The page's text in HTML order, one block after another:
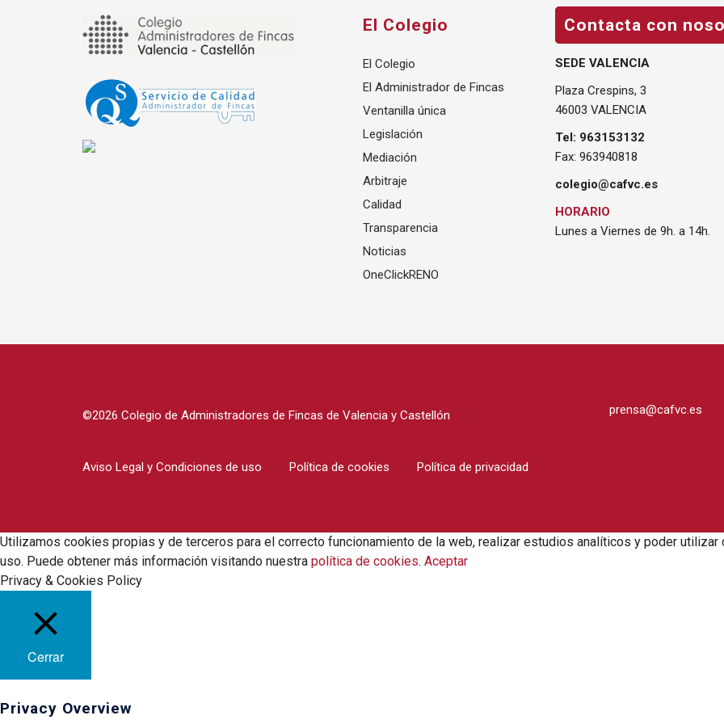
El Colegio
El Colegio
El Administrador de Fincas
Ventanilla única
Legislación
Mediación
Arbitraje
Calidad
Transparencia
Noticias
OneClickRENO
Contacta con
SEDE VALENCIA
Plaza Crespins, 3
46003 VALENCIA
Tel: 963153132
Fax: 963940818
colegio@cafvc.es
HORARIO
Lunes a Viernes de 9h. a 14h.
©2026 Colegio de Administradores de Fincas de Valencia y Castellón prensa@cafvc.es
Aviso Legal y Condiciones de uso Política de cookies Política de privacidad
Utilizamos cookies propias y de terceros para el correcto funcionamiento de la web, realizar estudios analíticos y poder
uso. Puede obtener más información visitando nuestra política de cookies. Aceptar
Privacy & Cookies Policy
Cerrar
Privacy Overview